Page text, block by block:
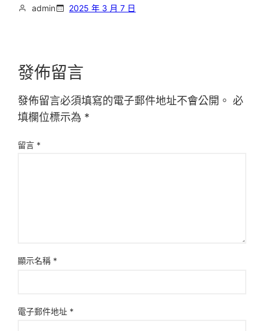
admin 2025 年 3 月 7 日
發佈留言
發佈留言必須填寫的電子郵件地址不會公開。 必
填欄位標示為 *
留言 *
顯示名稱 *
電子郵件地址 *